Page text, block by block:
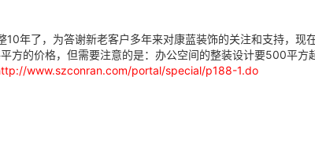
年了，为答谢新老客户多年来对康蓝装饰的关注和支持，现
方的价格，但需要注意的是：办公空间的整装设计要500平
www.szconran.com/portal/special/p188-1.do